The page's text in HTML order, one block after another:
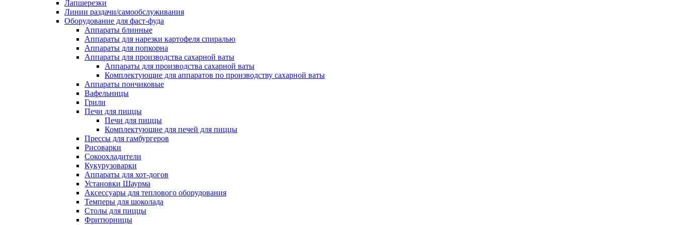
Лапшерезки
Линии раздачи/самообслуживания
Оборудование для фаст-фуда
Аппараты блинные
Аппараты для нарезки картофеля спиралью
Аппараты для попкорна
Аппараты для производства сахарной ваты
Аппараты для производства сахарной ваты
Комплектующие для аппаратов по производству сахарной ваты
Аппараты пончиковые
Вафельницы
Грили
Печи для пиццы
Печи для пиццы
Комплектующие для печей для пиццы
Прессы для гамбургеров
Рисоварки
Сокоохладители
Кукурузоварки
Аппараты для хот-догов
Установки Шаурма
Аксессуары для теплового оборудования
Темперы для шоколада
Столы для пиццы
Фритюрницы